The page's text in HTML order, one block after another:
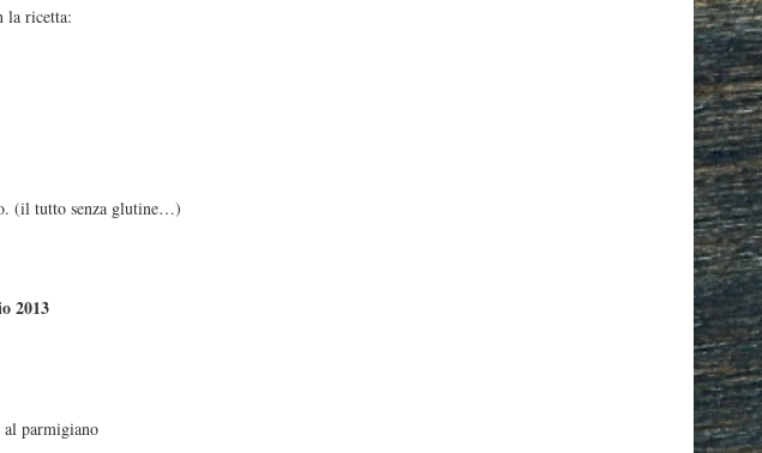
la ricetta:
(il tutto senza glutine…)
2013
al parmigiano